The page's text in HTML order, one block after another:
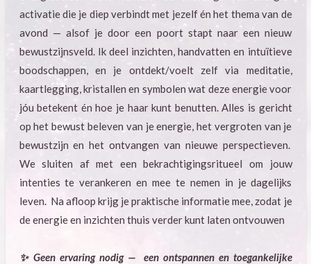
activatie die je diep verbindt met jezelf én het thema van de
avond — alsof je door een poort stapt naar een nieuw
bewustzijnsveld. Ik deel inzichten, handvatten en intuïtieve
boodschappen, en je ontdekt/voelt zelf via meditatie,
kaartlegging, kristallen en symbolen wat deze energie voor
jóu betekent én hoe je haar kunt benutten. Alles is gericht
op het bewust beleven van je energie, het vergroten van je
bewustzijn en het ontvangen van nieuwe perspectieven.
We sluiten af met een bekrachtigingsritueel om jouw
intenties te verankeren en mee te nemen in je dagelijks
leven. Na afloop krijg je praktische informatie mee, zodat je
de energie en inzichten thuis verder kunt laten ontvouwen
✨ Geen ervaring nodig — een ontspannen en toegankelijke